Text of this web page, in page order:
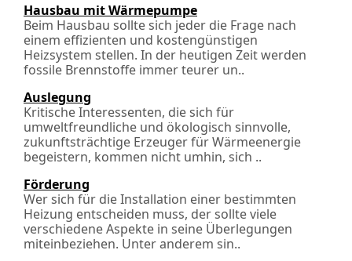
Hausbau mit Wärmepumpe
Beim Hausbau sollte sich jeder die Frage nach
einem effizienten und kostengünstigen
Heizsystem stellen. In der heutigen Zeit werden
fossile Brennstoffe immer teurer un..
Auslegung
Kritische Interessenten, die sich für
umweltfreundliche und ökologisch sinnvolle,
zukunftsträchtige Erzeuger für Wärmeenergie
begeistern, kommen nicht umhin, sich ..
Förderung
Wer sich für die Installation einer bestimmten
Heizung entscheiden muss, der sollte viele
verschiedene Aspekte in seine Überlegungen
miteinbeziehen. Unter anderem sin..